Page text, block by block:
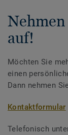
auf!
Möchten Sie
einen
Dann nehmen
Kontaktformular
Telefonisch